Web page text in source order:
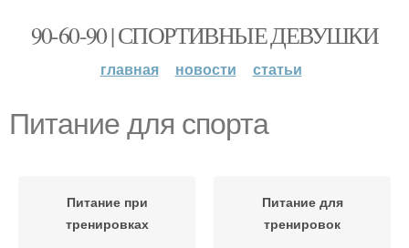
90-60-90 | СПОРТИВНЫЕ ДЕВУШКИ
главная новости статьи
Питание для спорта
Питание при
тренировках
Питание для
тренировок